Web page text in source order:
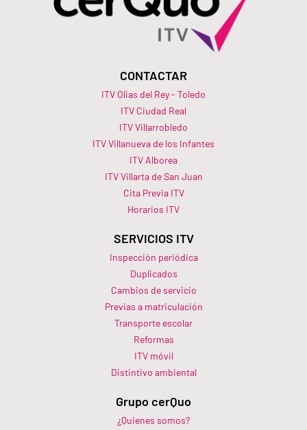
CONTACTAR
ITV Olias del Rey - Toledo
ITV Ciudad Real
ITV Villarrobledo
ITV Villanueva de los Infantes
ITV Alborea
ITV Villarta de San Juan
Cita Previa ITV
Horarios ITV​
SERVICIOS ITV
Inspección periódica
Duplicados
Cambios de servicio
Previas a matriculación
Transporte escolar
Reformas
ITV móvil
Distintivo ambiental
Grupo cerQuo
¿Quienes somos?